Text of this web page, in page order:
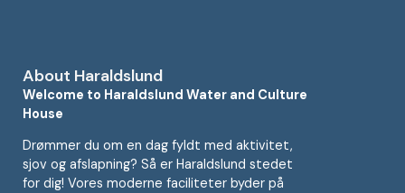
About Haraldslund
Welcome to Haraldslund Water and Culture
House
Drømmer du om en dag fyldt med aktivitet,
sjov og afslapning? Så er Haraldslund stedet
for dig! Vores moderne faciliteter byder på